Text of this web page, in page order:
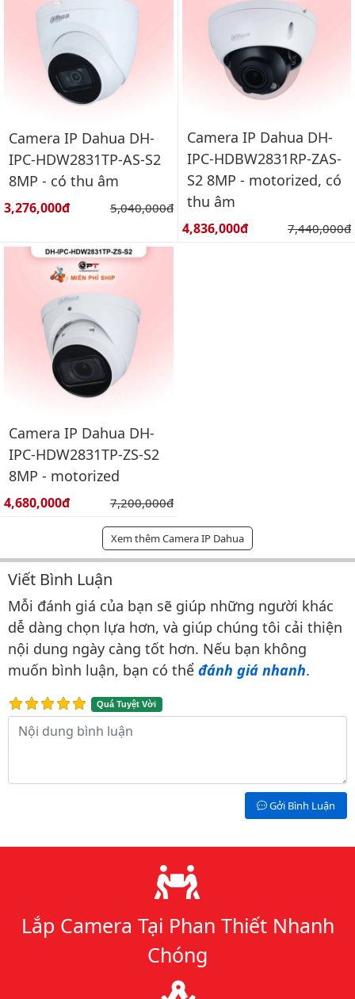
Camera IP Dahua DH-
IPC-HDW2831TP-AS-S2
8MP - có thu âm
Giá bán:
3,276,000đ Giá gốc:
5,040,000đ
Camera IP Dahua DH-
IPC-HDBW2831RP-ZAS-
S2 8MP - motorized, có
thu âm
Giá bán:
4,836,000đ Giá gốc:
7,440,000đ
Camera IP Dahua DH-
IPC-HDW2831TP-ZS-S2
8MP - motorized
Giá bán:
4,680,000đ Giá gốc:
7,200,000đ
Xem thêm Camera IP Dahua
Bình luận & Đánh giá
Viết Bình Luận
Mỗi đánh giá của bạn sẽ giúp những người khác
dễ dàng chọn lựa hơn, và giúp chúng tôi cải thiện
nội dung ngày càng tốt hơn. Nếu bạn không
muốn bình luận, bạn có thể đánh giá nhanh.
Quá Tuyệt Vời
Nội dung bình luận
Gởi Bình Luận
Lý do chọn chúng tôi
Lắp Camera Tại Phan Thiết Nhanh
Chóng